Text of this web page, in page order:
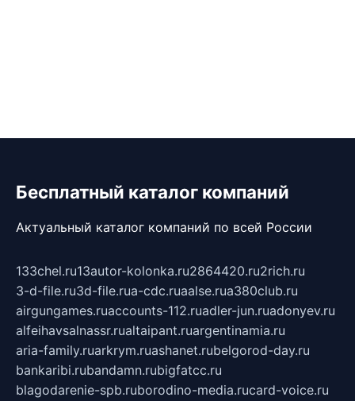
Бесплатный каталог компаний
Актуальный каталог компаний по всей России
133chel.ru13autor-kolonka.ru2864420.ru2rich.ru
3-d-file.ru3d-file.rua-cdc.ruaalse.rua380club.ru
airgungames.ruaccounts-112.ruadler-jun.ruadonyev.ru
alfeihavsalnassr.rualtaipant.ruargentinamia.ru
aria-family.ruarkrym.ruashanet.rubelgorod-day.ru
bankaribi.rubandamn.rubigfatcc.ru
blagodarenie-spb.ruborodino-media.rucard-voice.ru